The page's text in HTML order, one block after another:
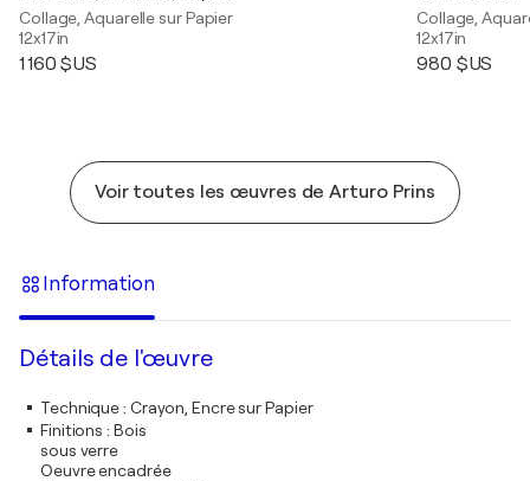
Collage, Aquarelle sur Papier
12x17in
1 160 $US
Collage,
12x17in
980 $US
Voir toutes les œuvres de Arturo Prins
Information
Détails de l'œuvre
Technique: Crayon, Encre sur Papier
Finitions : Bois
sous verre
Oeuvre encadrée